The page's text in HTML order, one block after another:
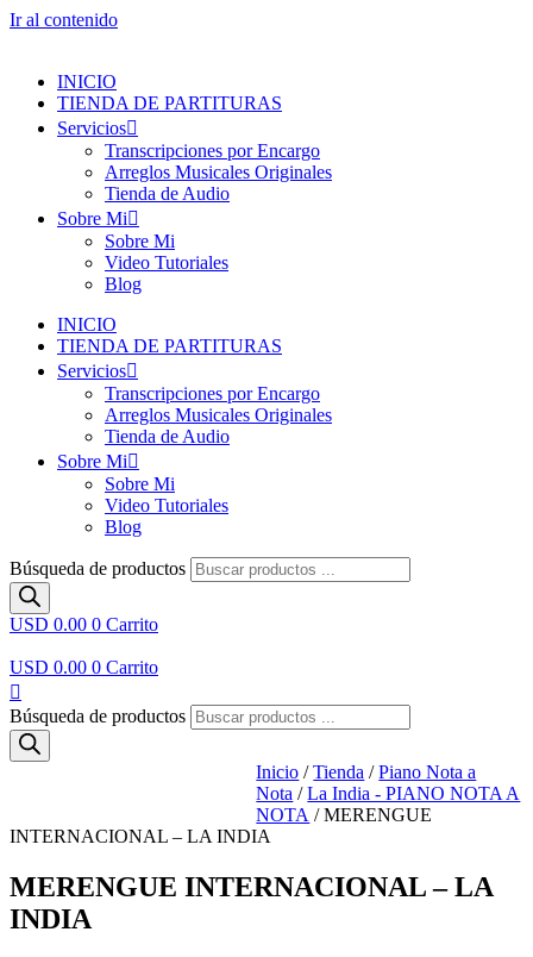
Ir al contenido
INICIO
TIENDA DE PARTITURAS
Servicios
Transcripciones por Encargo
Arreglos Musicales Originales
Tienda de Audio
Sobre Mi
Sobre Mi
Video Tutoriales
Blog
INICIO
TIENDA DE PARTITURAS
Servicios
Transcripciones por Encargo
Arreglos Musicales Originales
Tienda de Audio
Sobre Mi
Sobre Mi
Video Tutoriales
Blog
Búsqueda de productos
USD 0.00 0 Carrito
USD 0.00 0 Carrito
Búsqueda de productos
Inicio /Tienda /Piano Nota a
Nota /La India - PIANO NOTA A
NOTA / MERENGUE
INTERNACIONAL – LA INDIA
MERENGUE INTERNACIONAL – LA
INDIA